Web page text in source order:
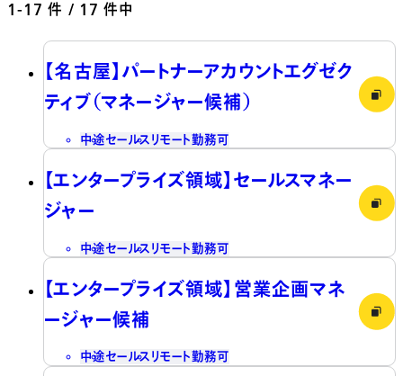
1-17 件 / 17 件中
【名古屋】パートナーアカウントエグゼク
ティブ（マネージャー候補）
中途セールス リモート勤務可
【エンタープライズ領域】セールスマネー
ジャー
中途セールス リモート勤務可
【エンタープライズ領域】営業企画マネ
ージャー候補
中途セールス リモート勤務可